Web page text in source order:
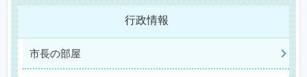
行政情報
市長の部屋